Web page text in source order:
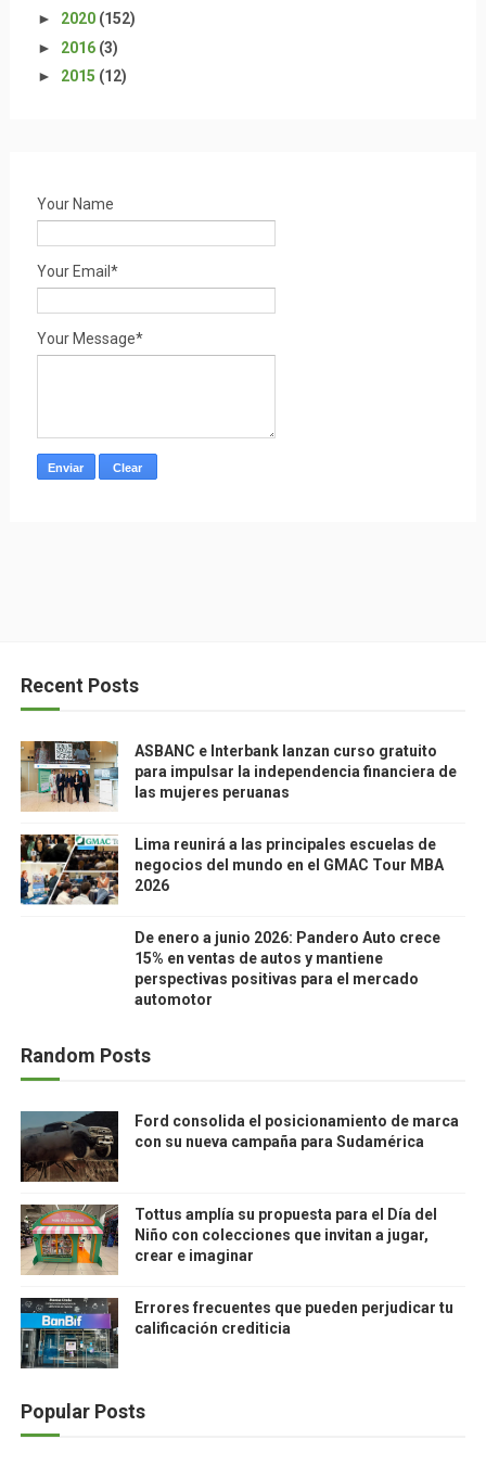
► 2020 (152)
► 2016 (3)
► 2015 (12)
Your Name
Your Email*
Your Message*
Recent Posts
ASBANC e Interbank lanzan curso gratuito
para impulsar la independencia financiera de
las mujeres peruanas
Lima reunirá a las principales escuelas de
negocios del mundo en el GMAC Tour MBA
2026
De enero a junio 2026: Pandero Auto crece
15% en ventas de autos y mantiene
perspectivas positivas para el mercado
automotor
Random Posts
Ford consolida el posicionamiento de marca
con su nueva campaña para Sudamérica
Tottus amplía su propuesta para el Día del
Niño con colecciones que invitan a jugar,
crear e imaginar
Errores frecuentes que pueden perjudicar tu
calificación crediticia
Popular Posts